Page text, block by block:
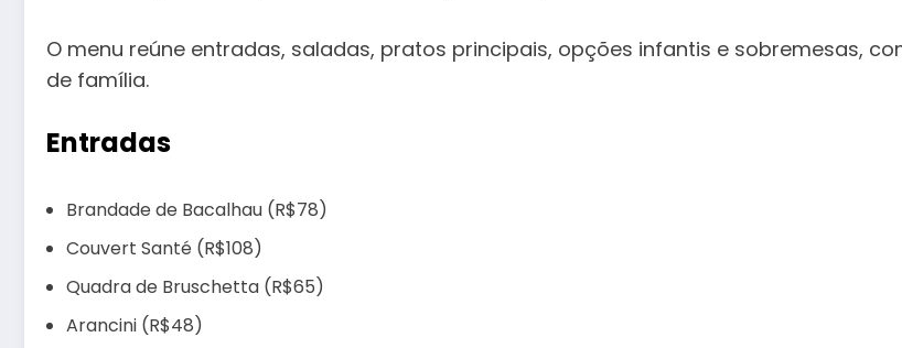
O menu reúne entradas, saladas, pratos principais, opções infantis e sobremesas,
de família.
Entradas
Brandade de Bacalhau (R$78)
Couvert Santé (R$108)
Quadra de Bruschetta (R$65)
Arancini (R$48)